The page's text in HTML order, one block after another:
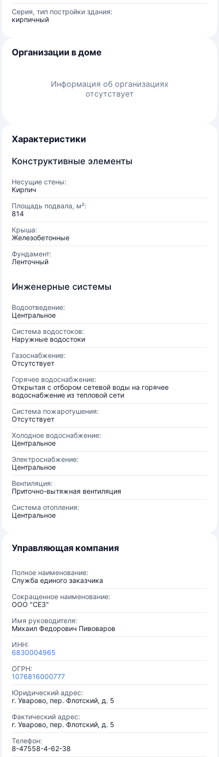
Серия, тип постройки здания:
кирпичный
Организации в доме
Информация об организациях
отсутствует
Характеристики
Конструктивные элементы
Несущие стены:
Кирпич
Площадь подвала, м²:
814
Крыша:
Железобетонные
Фундамент:
Ленточный
Инженерные системы
Водоотведение:
Центральное
Система водостоков:
Наружные водостоки
Газоснабжение:
Отсутствует
Горячее водоснабжение:
Открытая с отбором сетевой воды на горячее
водоснабжение из тепловой сети
Система пожаротушения:
Отсутствует
Холодное водоснабжение:
Центральное
Электроснабжение:
Центральное
Вентиляция:
Приточно-вытяжная вентиляция
Система отопления:
Центральное
Управляющая компания
Полное наименование:
Служба единого заказчика
Сокращенное наименование:
ООО "СЕЗ"
Имя руководителя:
Михаил Федорович Пивоваров
ИНН:
6830004965
ОГРН:
1076816000777
Юридический адрес:
г. Уварово, пер. Флотский, д. 5
Фактический адрес:
г. Уварово, пер. Флотский, д. 5
Телефон:
8-47558-4-62-38